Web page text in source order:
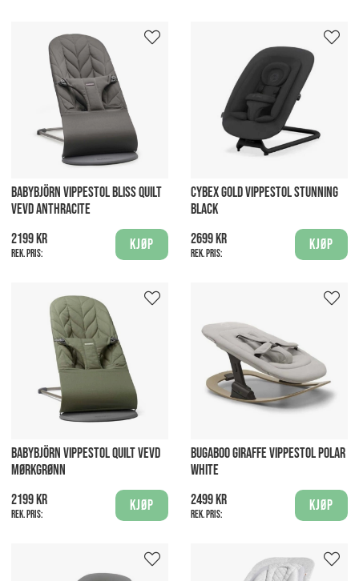
BABYBJÖRN VIPPESTOL BLISS QUILT
VEVD ANTHRACITE
2199 kr
Rek. pris:
Kjøp
CYBEX GOLD VIPPESTOL STUNNING
BLACK
2699 kr
Rek. pris:
Kjøp
BABYBJÖRN VIPPESTOL QUILT VEVD
MØRKGRØNN
2199 kr
Rek. pris:
Kjøp
BUGABOO GIRAFFE VIPPESTOL POLAR
WHITE
2499 kr
Rek. pris:
Kjøp